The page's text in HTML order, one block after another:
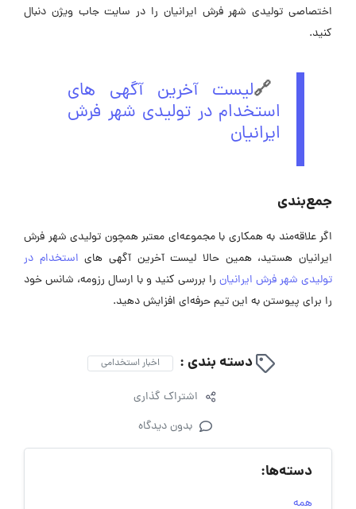
اختصاصی تولیدی شهر فرش ایرانیان را در سایت جاب ویژن دنبال
کنید.
🔗لیست آخرین آگهی های
استخدام در تولیدی شهر فرش
ایرانیان
جمع‌بندی
اگر علاقه‌مند به همکاری با مجموعه‌ای معتبر همچون تولیدی شهر فرش
ایرانیان هستید، همین حالا لیست آخرین آگهی های استخدام در
تولیدی شهر فرش ایرانیان را بررسی کنید و با ارسال رزومه، شانس خود
را برای پیوستن به این تیم حرفه‌ای افزایش دهید.
دسته بندی : اخبار استخدامی
اشتراک گذاری
بدون دیدگاه
دسته‌ها:
همه